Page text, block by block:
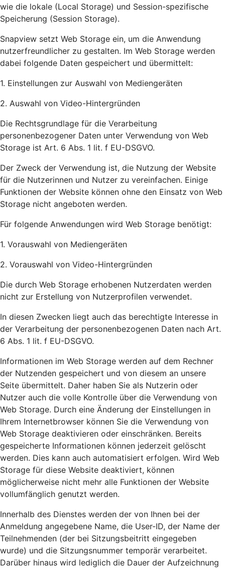
wie die lokale (Local Storage) und Session-spezifische
Speicherung (Session Storage).
Snapview setzt Web Storage ein, um die Anwendung
nutzerfreundlicher zu gestalten. Im Web Storage werden
dabei folgende Daten gespeichert und übermittelt:
1. Einstellungen zur Auswahl von Mediengeräten
2. Auswahl von Video-Hintergründen
Die Rechtsgrundlage für die Verarbeitung
personenbezogener Daten unter Verwendung von Web
Storage ist Art. 6 Abs. 1 lit. f EU-DSGVO.
Der Zweck der Verwendung ist, die Nutzung der Website
für die Nutzerinnen und Nutzer zu vereinfachen. Einige
Funktionen der Website können ohne den Einsatz von Web
Storage nicht angeboten werden.
Für folgende Anwendungen wird Web Storage benötigt:
1. Vorauswahl von Mediengeräten
2. Vorauswahl von Video-Hintergründen
Die durch Web Storage erhobenen Nutzerdaten werden
nicht zur Erstellung von Nutzerprofilen verwendet.
In diesen Zwecken liegt auch das berechtigte Interesse in
der Verarbeitung der personenbezogenen Daten nach Art.
6 Abs. 1 lit. f EU-DSGVO.
Informationen im Web Storage werden auf dem Rechner
der Nutzenden gespeichert und von diesem an unsere
Seite übermittelt. Daher haben Sie als Nutzerin oder
Nutzer auch die volle Kontrolle über die Verwendung von
Web Storage. Durch eine Änderung der Einstellungen in
Ihrem Internetbrowser können Sie die Verwendung von
Web Storage deaktivieren oder einschränken. Bereits
gespeicherte Informationen können jederzeit gelöscht
werden. Dies kann auch automatisiert erfolgen. Wird Web
Storage für diese Website deaktiviert, können
möglicherweise nicht mehr alle Funktionen der Website
vollumfänglich genutzt werden.
Innerhalb des Dienstes werden der von Ihnen bei der
Anmeldung angegebene Name, die User-ID, der Name der
Teilnehmenden (der bei Sitzungsbeitritt eingegeben
wurde) und die Sitzungsnummer temporär verarbeitet.
Darüber hinaus wird lediglich die Dauer der Aufzeichnung